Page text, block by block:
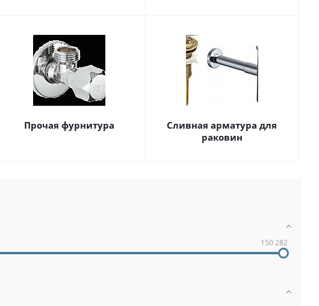
Прочая фурнитура
Сливная арматура для
раковин
150 282